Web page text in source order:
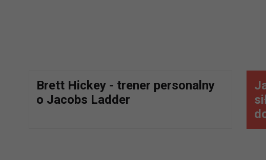
Brett Hickey - trener personalny
o Jacobs Ladder